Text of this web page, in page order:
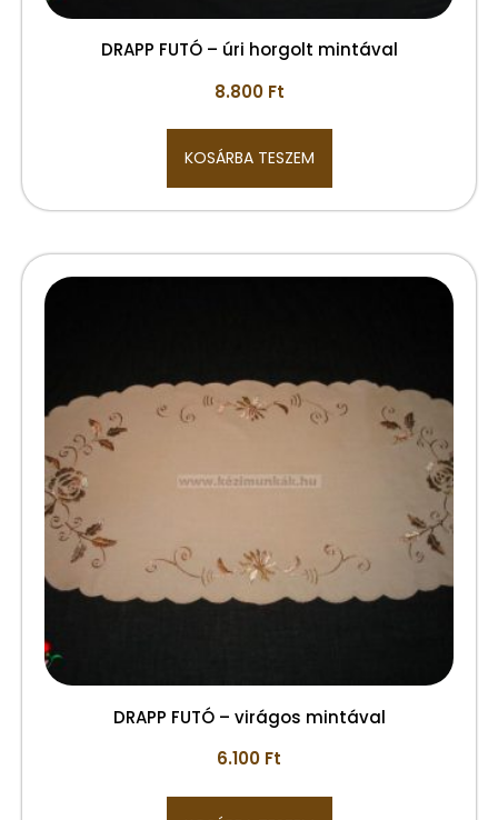
DRAPP FUTÓ – úri horgolt mintával
8.800 Ft
KOSÁRBA TESZEM
DRAPP FUTÓ – virágos mintával
6.100 Ft